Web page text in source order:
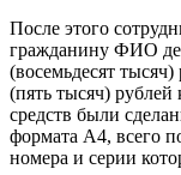
После этого
гражданину ФИО
(восемьдесят
(пять тысяч)
средств были
формата А4, всего
номера и серии